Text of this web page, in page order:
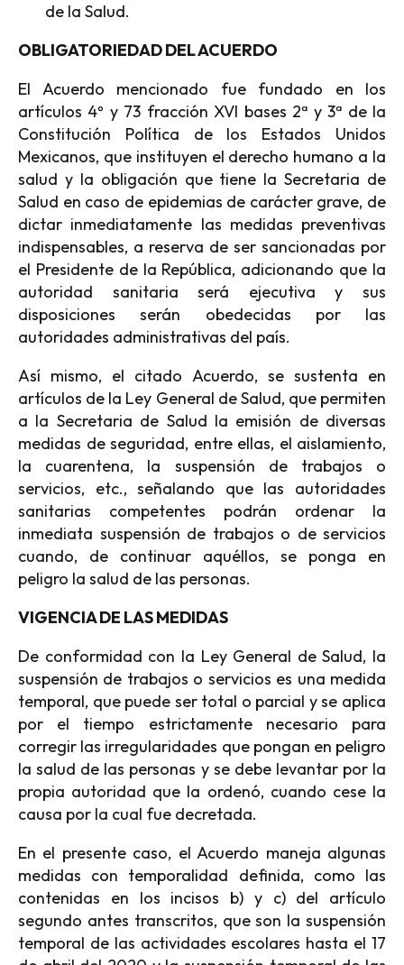
de la Salud.
OBLIGATORIEDAD DEL ACUERDO
El Acuerdo mencionado fue fundado en los
artículos 4º y 73 fracción XVI bases 2ª y 3ª de la
Constitución Política de los Estados Unidos
Mexicanos, que instituyen el derecho humano a la
salud y la obligación que tiene la Secretaria de
Salud en caso de epidemias de carácter grave, de
dictar inmediatamente las medidas preventivas
indispensables, a reserva de ser sancionadas por
el Presidente de la República, adicionando que la
autoridad sanitaria será ejecutiva y sus
disposiciones serán obedecidas por las
autoridades administrativas del país.
Así mismo, el citado Acuerdo, se sustenta en
artículos de la Ley General de Salud, que permiten
a la Secretaria de Salud la emisión de diversas
medidas de seguridad, entre ellas, el aislamiento,
la cuarentena, la suspensión de trabajos o
servicios, etc., señalando que las autoridades
sanitarias competentes podrán ordenar la
inmediata suspensión de trabajos o de servicios
cuando, de continuar aquéllos, se ponga en
peligro la salud de las personas.
VIGENCIA DE LAS MEDIDAS
De conformidad con la Ley General de Salud, la
suspensión de trabajos o servicios es una medida
temporal, que puede ser total o parcial y se aplica
por el tiempo estrictamente necesario para
corregir las irregularidades que pongan en peligro
la salud de las personas y se debe levantar por la
propia autoridad que la ordenó, cuando cese la
causa por la cual fue decretada.
En el presente caso, el Acuerdo maneja algunas
medidas con temporalidad definida, como las
contenidas en los incisos b) y c) del artículo
segundo antes transcritos, que son la suspensión
temporal de las actividades escolares hasta el 17